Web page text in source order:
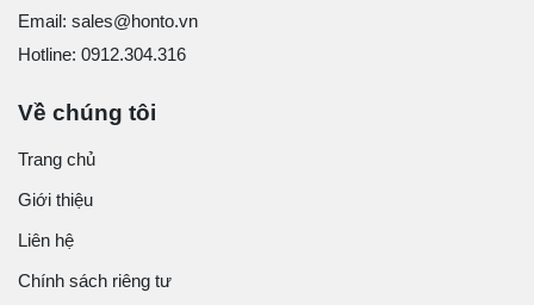
Email: sales@honto.vn
Hotline: 0912.304.316
Về chúng tôi
Trang chủ
Giới thiệu
Liên hệ
Chính sách riêng tư